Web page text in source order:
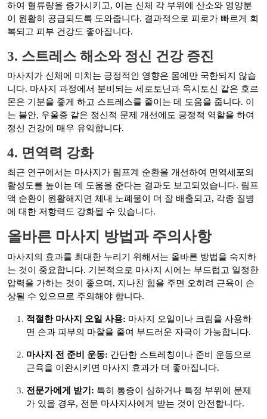
하여 혈류량을 증가시키고, 이는 신체 각 부위에 산소와 영양분
이 원활히 공급되도록 도와줍니다. 결과적으로 피로가 빠르게 회
복되고 피부 건강도 좋아집니다.
3. 스트레스 해소와 정신 건강 증진
마사지가 신체에 미치는 긍정적인 영향은 몸에만 국한되지 않습
니다. 마사지 과정에서 분비되는 세로토닌과 옥시토신 같은 호르
몬은 기분을 좋게 하고 스트레스를 줄이는 데 도움을 줍니다. 이
는 불안, 우울증 같은 정신적 문제 개선에도 긍정적 역할을 하여
정신 건강에 매우 유익합니다.
4. 면역력 강화
최근 연구에서는 마사지가 림프계 순환을 개선하여 면역세포의
활성도를 높이는 데 도움을 준다는 결과도 보고되었습니다. 림프
액 순환이 원활해지면 체내 노폐물이 더 잘 배출되고, 각종 질병
에 대한 저항력도 강화될 수 있습니다.
올바른 마사지 방법과 주의사항
마사지의 효과를 최대한 누리기 위해서는 올바른 방법을 숙지하
는 것이 중요합니다. 기본적으로 마사지 시에는 부드럽고 일정한
압력을 가하는 것이 좋으며, 지나친 힘을 주면 오히려 근육이 손
상될 수 있으므로 주의해야 합니다.
적절한 마사지 오일 사용: 마사지 오일이나 크림을 사용하
면 손과 피부의 마찰을 줄여 부드러운 자극이 가능합니다.
마사지 전 준비 운동: 간단한 스트레칭이나 준비 운동으로
근육을 이완시키면 마사지 효과가 더 좋아집니다.
전문가에게 받기: 특히 통증이 심하거나 특정 부위에 문제
가 있을 경우, 전문 마사지사에게 받는 것이 안전합니다.